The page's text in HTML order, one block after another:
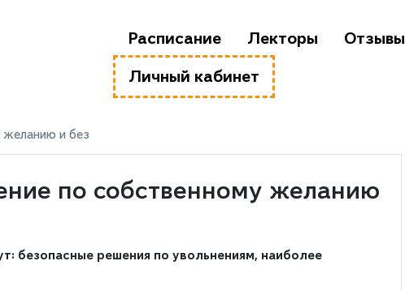
Расписание Лекторы Отзывы
Личный кабинет
желанию и без
по собственному желанию
безопасные решения по увольнениям, наиболее